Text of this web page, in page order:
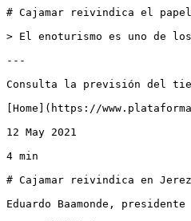
# Cajamar reivindica el
> El enoturismo es uno de
---
Consulta la previsión del
[Home](https://
12 May 2021
4 min
# Cajamar reivindica en
Eduardo Baamonde,